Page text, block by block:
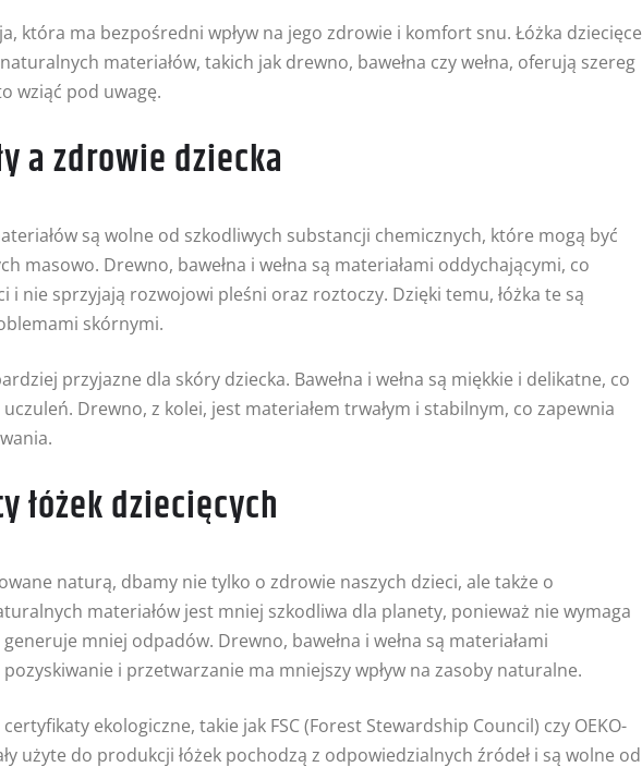
która ma bezpośredni wpływ na jego zdrowie i komfort snu. Łóżka dziecięce
materiałów, takich jak drewno, bawełna czy wełna, oferują szereg
wziąć pod uwagę.
a zdrowie dziecka
są wolne od szkodliwych substancji chemicznych, które mogą być
masowo. Drewno, bawełna i wełna są materiałami oddychającymi, co
i nie sprzyjają rozwojowi pleśni oraz roztoczy. Dzięki temu, łóżka te są
skórnymi.
przyjazne dla skóry dziecka. Bawełna i wełna są miękkie i delikatne, co
Drewno, z kolei, jest materiałem trwałym i stabilnym, co zapewnia
łóżek dziecięcych
naturą, dbamy nie tylko o zdrowie naszych dzieci, ale także o
materiałów jest mniej szkodliwa dla planety, ponieważ nie wymaga
mniej odpadów. Drewno, bawełna i wełna są materiałami
i przetwarzanie ma mniejszy wpływ na zasoby naturalne.
ekologiczne, takie jak FSC (Forest Stewardship Council) czy OEKO-
użyte do produkcji łóżek pochodzą z odpowiedzialnych źródeł i są wolne od